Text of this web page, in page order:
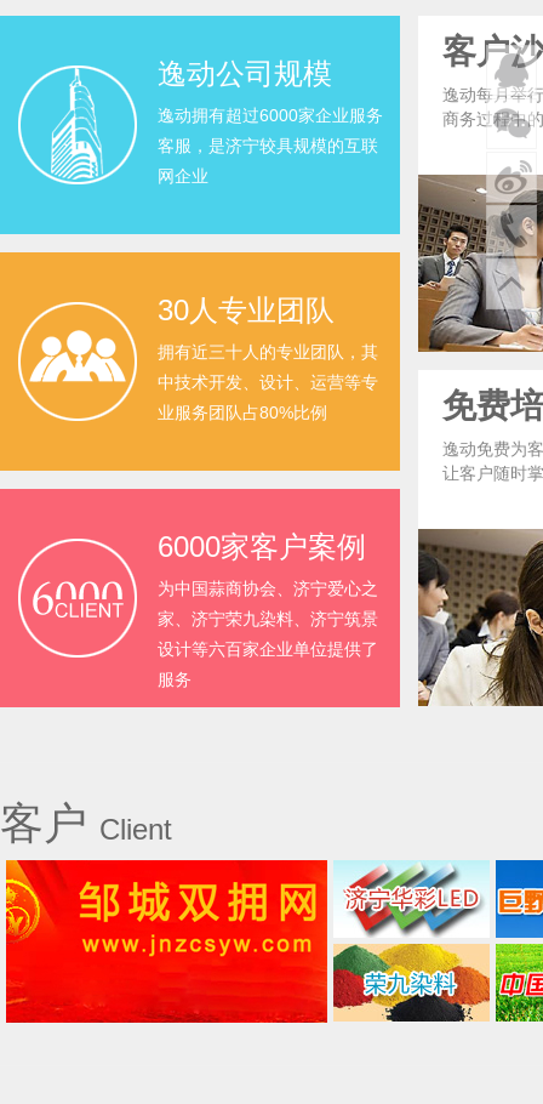
逸动公司规模
逸动拥有超过6000家企业服务
客服，是济宁较具规模的互联
网企业
30人专业团队
拥有近三十人的专业团队，其
中技术开发、设计、运营等专
业服务团队占80%比例
6000家客户案例
为中国蒜商协会、济宁爱心之
家、济宁荣九染料、济宁筑景
设计等六百家企业单位提供了
服务
客户
逸动每月举
商务过程中
免费
逸动免费为
让客户随时
客户 Client